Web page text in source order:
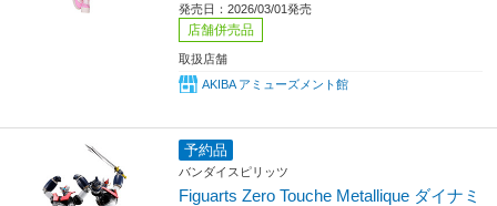
発売日：2026/03/01発売
店舗併売品
取扱店舗
AKIBA アミューズメント館
予約品
バンダイスピリッツ
Figuarts Zero Touche Metallique ダイナミ